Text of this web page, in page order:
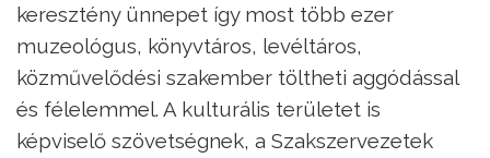
keresztény ünnepet így most több ezer
muzeológus, könyvtáros, levéltáros,
közművelődési szakember töltheti aggódással
és félelemmel. A kulturális területet is
képviselő szövetségnek, a Szakszervezetek